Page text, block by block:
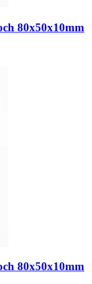
80x50x10mm
80x50x10mm